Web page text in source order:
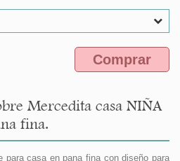
Comprar
Mercedita casa NIÑA
fina.
para casa en pana fina con diseño para